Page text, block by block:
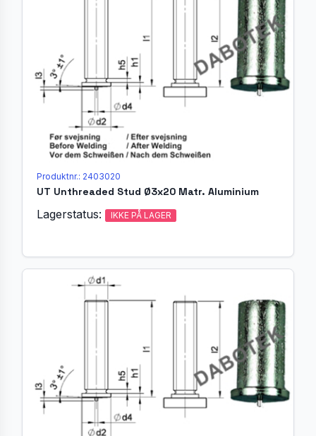
Produktnr.: 2403020
UT Unthreaded Stud Ø3x20 Matr. Aluminium
Lagerstatus: IKKE PÅ LAGER